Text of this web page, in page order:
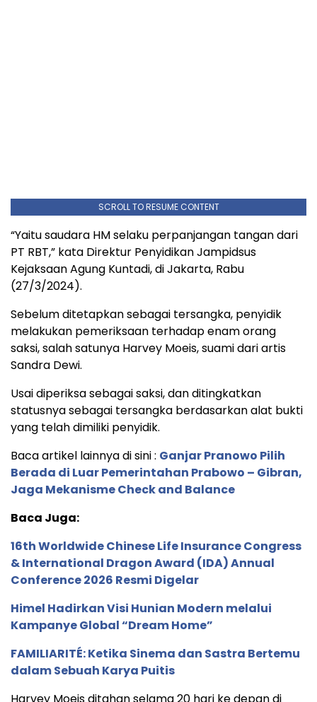
SCROLL TO RESUME CONTENT
“Yaitu saudara HM selaku perpanjangan tangan dari
PT RBT,” kata Direktur Penyidikan Jampidsus
Kejaksaan Agung Kuntadi, di Jakarta, Rabu
(27/3/2024).
Sebelum ditetapkan sebagai tersangka, penyidik
melakukan pemeriksaan terhadap enam orang
saksi, salah satunya Harvey Moeis, suami dari artis
Sandra Dewi.
Usai diperiksa sebagai saksi, dan ditingkatkan
statusnya sebagai tersangka berdasarkan alat bukti
yang telah dimiliki penyidik.
Baca artikel lainnya di sini : Ganjar Pranowo Pilih
Berada di Luar Pemerintahan Prabowo – Gibran,
Jaga Mekanisme Check and Balance
Baca Juga:
16th Worldwide Chinese Life Insurance Congress
& International Dragon Award (IDA) Annual
Conference 2026 Resmi Digelar
Himel Hadirkan Visi Hunian Modern melalui
Kampanye Global “Dream Home”
FAMILIARITÉ: Ketika Sinema dan Sastra Bertemu
dalam Sebuah Karya Puitis